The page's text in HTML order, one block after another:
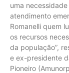
uma
atendimento
Romanelli quem
os recursos
da população”,
e ex-presidente
Pioneiro